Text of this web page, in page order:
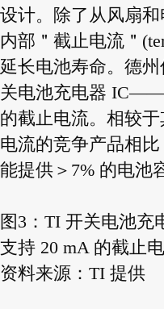
设计。除了从风扇
内部＂截止电流＂
延长电池寿命。德
关电池充电器
的截止电流。相较
电流的竞争产品相
能提供＞7% 的电池
图3：TI 开关电池
支持 20 mA 的截止
资料来源：TI 提供